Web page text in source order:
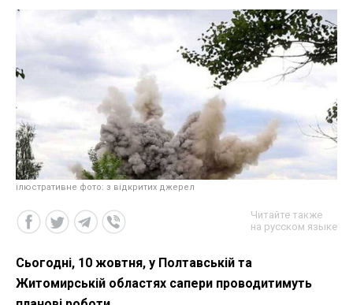
ілюстративне фото: з відкритих джерел
Читайте также
на русском языке
Сьогодні, 10 жовтня, у Полтавській та
Житомирській областях сапери проводитимуть